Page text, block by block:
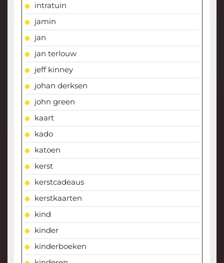
intratuin
jamin
jan
jan terlouw
jeff kinney
johan derksen
john green
kaart
kado
katoen
kerst
kerstcadeaus
kerstkaarten
kind
kinder
kinderboeken